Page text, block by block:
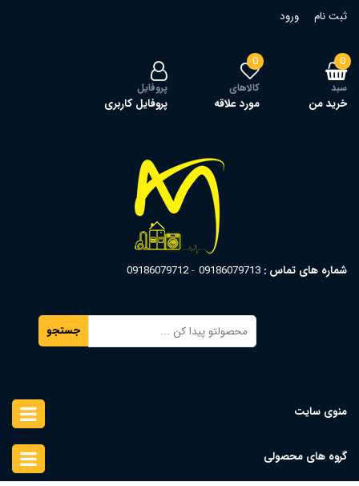
ثبت نام ورود
0
سبد
خرید من
0
کالاهای
مورد علاقه
پروفایل
پروفایل کاربری
شماره های تماس : 09186079713
09186079712
جستجو
منوی سایت
گروه های محصولی